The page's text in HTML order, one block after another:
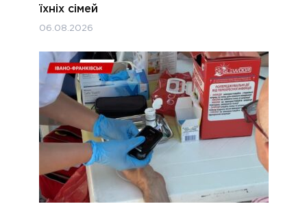
їхніх сімей
06.08.2026